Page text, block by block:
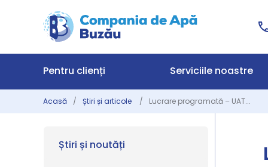
Pentru clienți Serviciile noastre
Acasă Știri și articole Lucrare programată – UAT...
Știri și noutăți